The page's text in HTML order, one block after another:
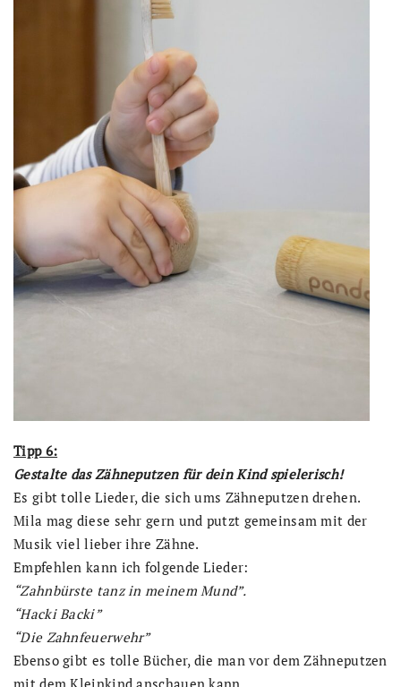
Tipp 6:
Gestalte das Zähneputzen für dein Kind spielerisch!
Es gibt tolle Lieder, die sich ums Zähneputzen drehen.
Mila mag diese sehr gern und putzt gemeinsam mit der
Musik viel lieber ihre Zähne.
Empfehlen kann ich folgende Lieder:
“Zahnbürste tanz in meinem Mund”.
“Hacki Backi”
“Die Zahnfeuerwehr”
Ebenso gibt es tolle Bücher, die man vor dem Zähneputzen
mit dem Kleinkind anschauen kann.